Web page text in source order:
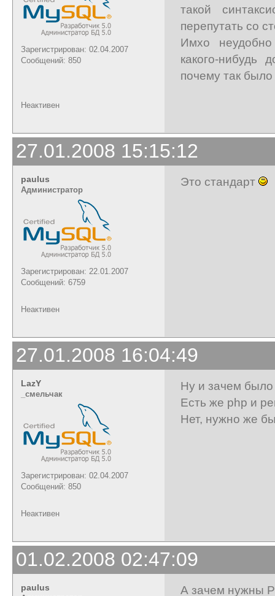
Зарегистрирован: 02.04.2007
Сообщений: 850
такой
перепутать со
Имхо
какого-
почему так
Неактивен
27.01.2008 15:15:12
paulus
Администратор
Зарегистрирован: 22.01.2007
Сообщений: 6759
Это стандарт
Неактивен
27.01.2008 16:04:49
LazY
_cмельчак
Зарегистрирован: 02.04.2007
Сообщений: 850
Ну и зачем было
Есть же php и
Нет, нужно же
Неактивен
01.02.2008 02:47:09
paulus
А зачем нужны